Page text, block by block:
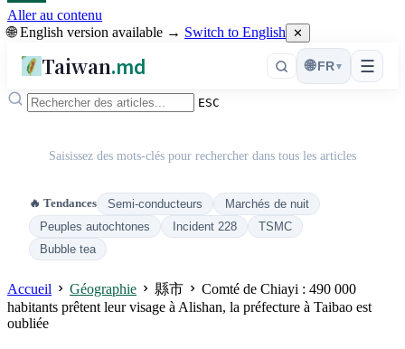
Aller au contenu
🌐 English version available → Switch to English ✕
Taiwan.md ☰
🌐 FR ▾
ESC
Saisissez des mots-clés pour rechercher dans tous les articles
🔥 Tendances Semi-conducteurs
Marchés de nuit
Peuples autochtones
Incident 228
TSMC
Bubble tea
Accueil Géographie 縣市
Comté de Chiayi : 490 000
habitants prêtent leur visage à Alishan, la préfecture à Taibao est
oubliée